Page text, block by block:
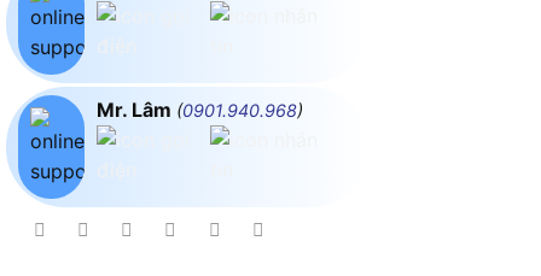
Mr. Lâm (0901.940.968)